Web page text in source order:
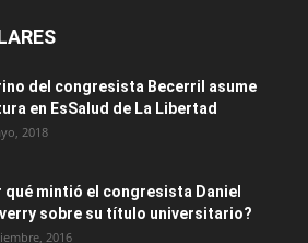
del congresista Becerril asume
en EsSalud de La Libertad
2018
qué mintió el congresista Daniel
sobre su título universitario?
2016